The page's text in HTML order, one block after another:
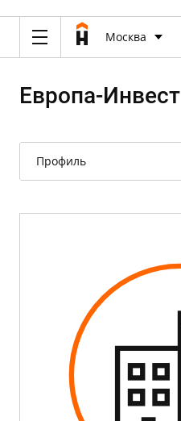
Москва
Европа-Инвест
Профиль